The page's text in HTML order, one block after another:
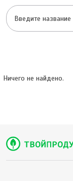
Ничего не найдено.